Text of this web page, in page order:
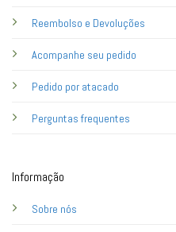
Reembolso e Devoluções
Acompanhe seu pedido
Pedido por atacado
Perguntas frequentes
Informação
Sobre nós